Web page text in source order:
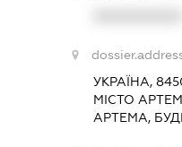
УКРАЇНА,
МІСТО
АРТЕМА,